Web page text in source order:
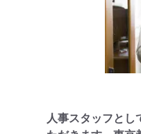
人事スタッフとし